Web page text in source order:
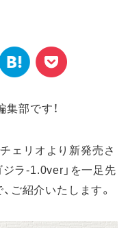
部です！
ェリオより新発売さ
ラ-1.0ver」を一足先
ご紹介いたします。